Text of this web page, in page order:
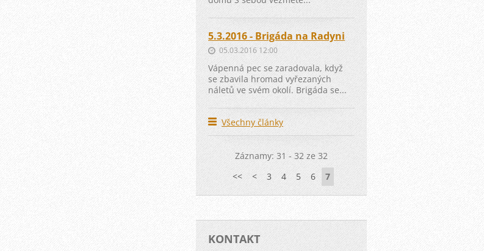
5.3.2016 - Brigáda na Radyni
05.03.2016 12:00
Vápenná pec se zaradovala, když
se zbavila hromad vyřezaných
náletů ve svém okolí. Brigáda se...
Všechny články
Záznamy: 31 - 32 ze 32
<<
< 3 4 5 6 7
KONTAKT